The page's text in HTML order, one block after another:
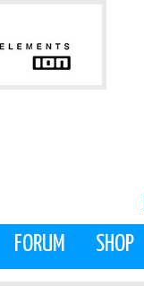
FORUM SHOP